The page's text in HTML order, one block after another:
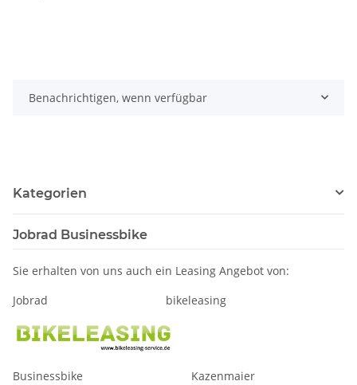
Benachrichtigen, wenn verfügbar
Kategorien
Jobrad Businessbike
Sie erhalten von uns auch ein Leasing Angebot von:
Jobrad bikeleasing
Businessbike Kazenmaier